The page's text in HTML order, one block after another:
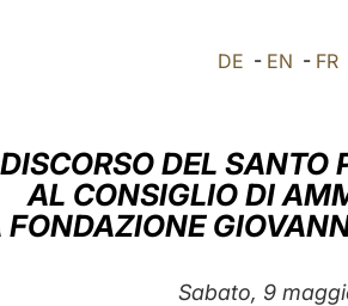
DE - EN - FR
DISCORSO DEL SANTO
AL CONSIGLIO DI
Sabato, 9